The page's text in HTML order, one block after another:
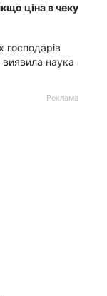
ціна в чеку
господарів
наука
Реклама